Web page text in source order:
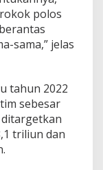
polos
sama,” jelas
tahun 2022
sebesar
ditargetkan
triliun dan